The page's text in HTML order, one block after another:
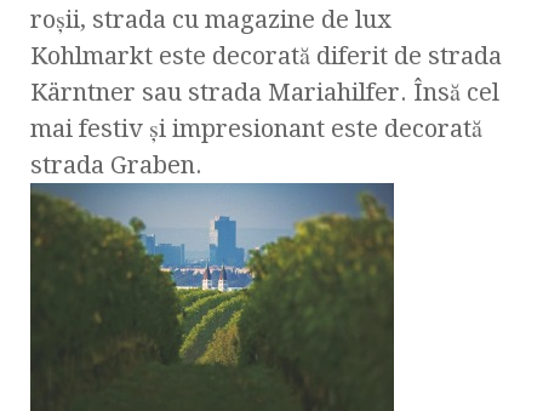
roşii, strada cu magazine de lux
Kohlmarkt este decorată diferit de strada
Kärntner sau strada Mariahilfer. Însă cel
mai festiv şi impresionant este decorată
strada Graben.